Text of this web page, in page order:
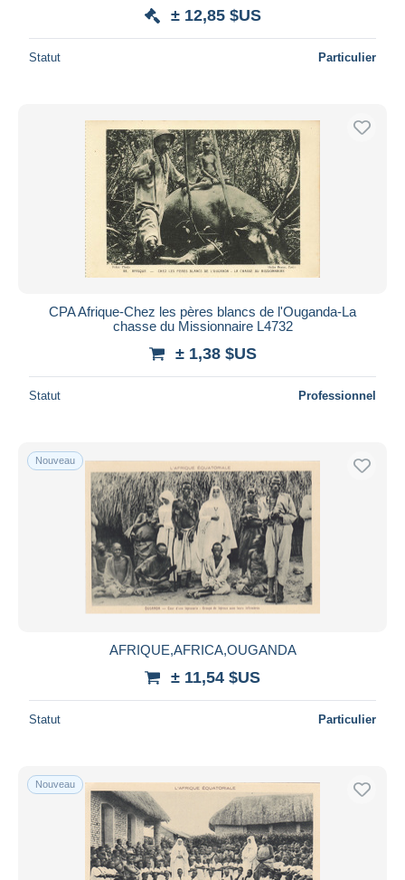
± 12,85 $US
Statut Particulier
CPA Afrique-Chez les pères blancs de l'Ouganda-La
chasse du Missionnaire L4732
± 1,38 $US
Statut Professionnel
Nouveau
AFRIQUE,AFRICA,OUGANDA
± 11,54 $US
Statut Particulier
Nouveau